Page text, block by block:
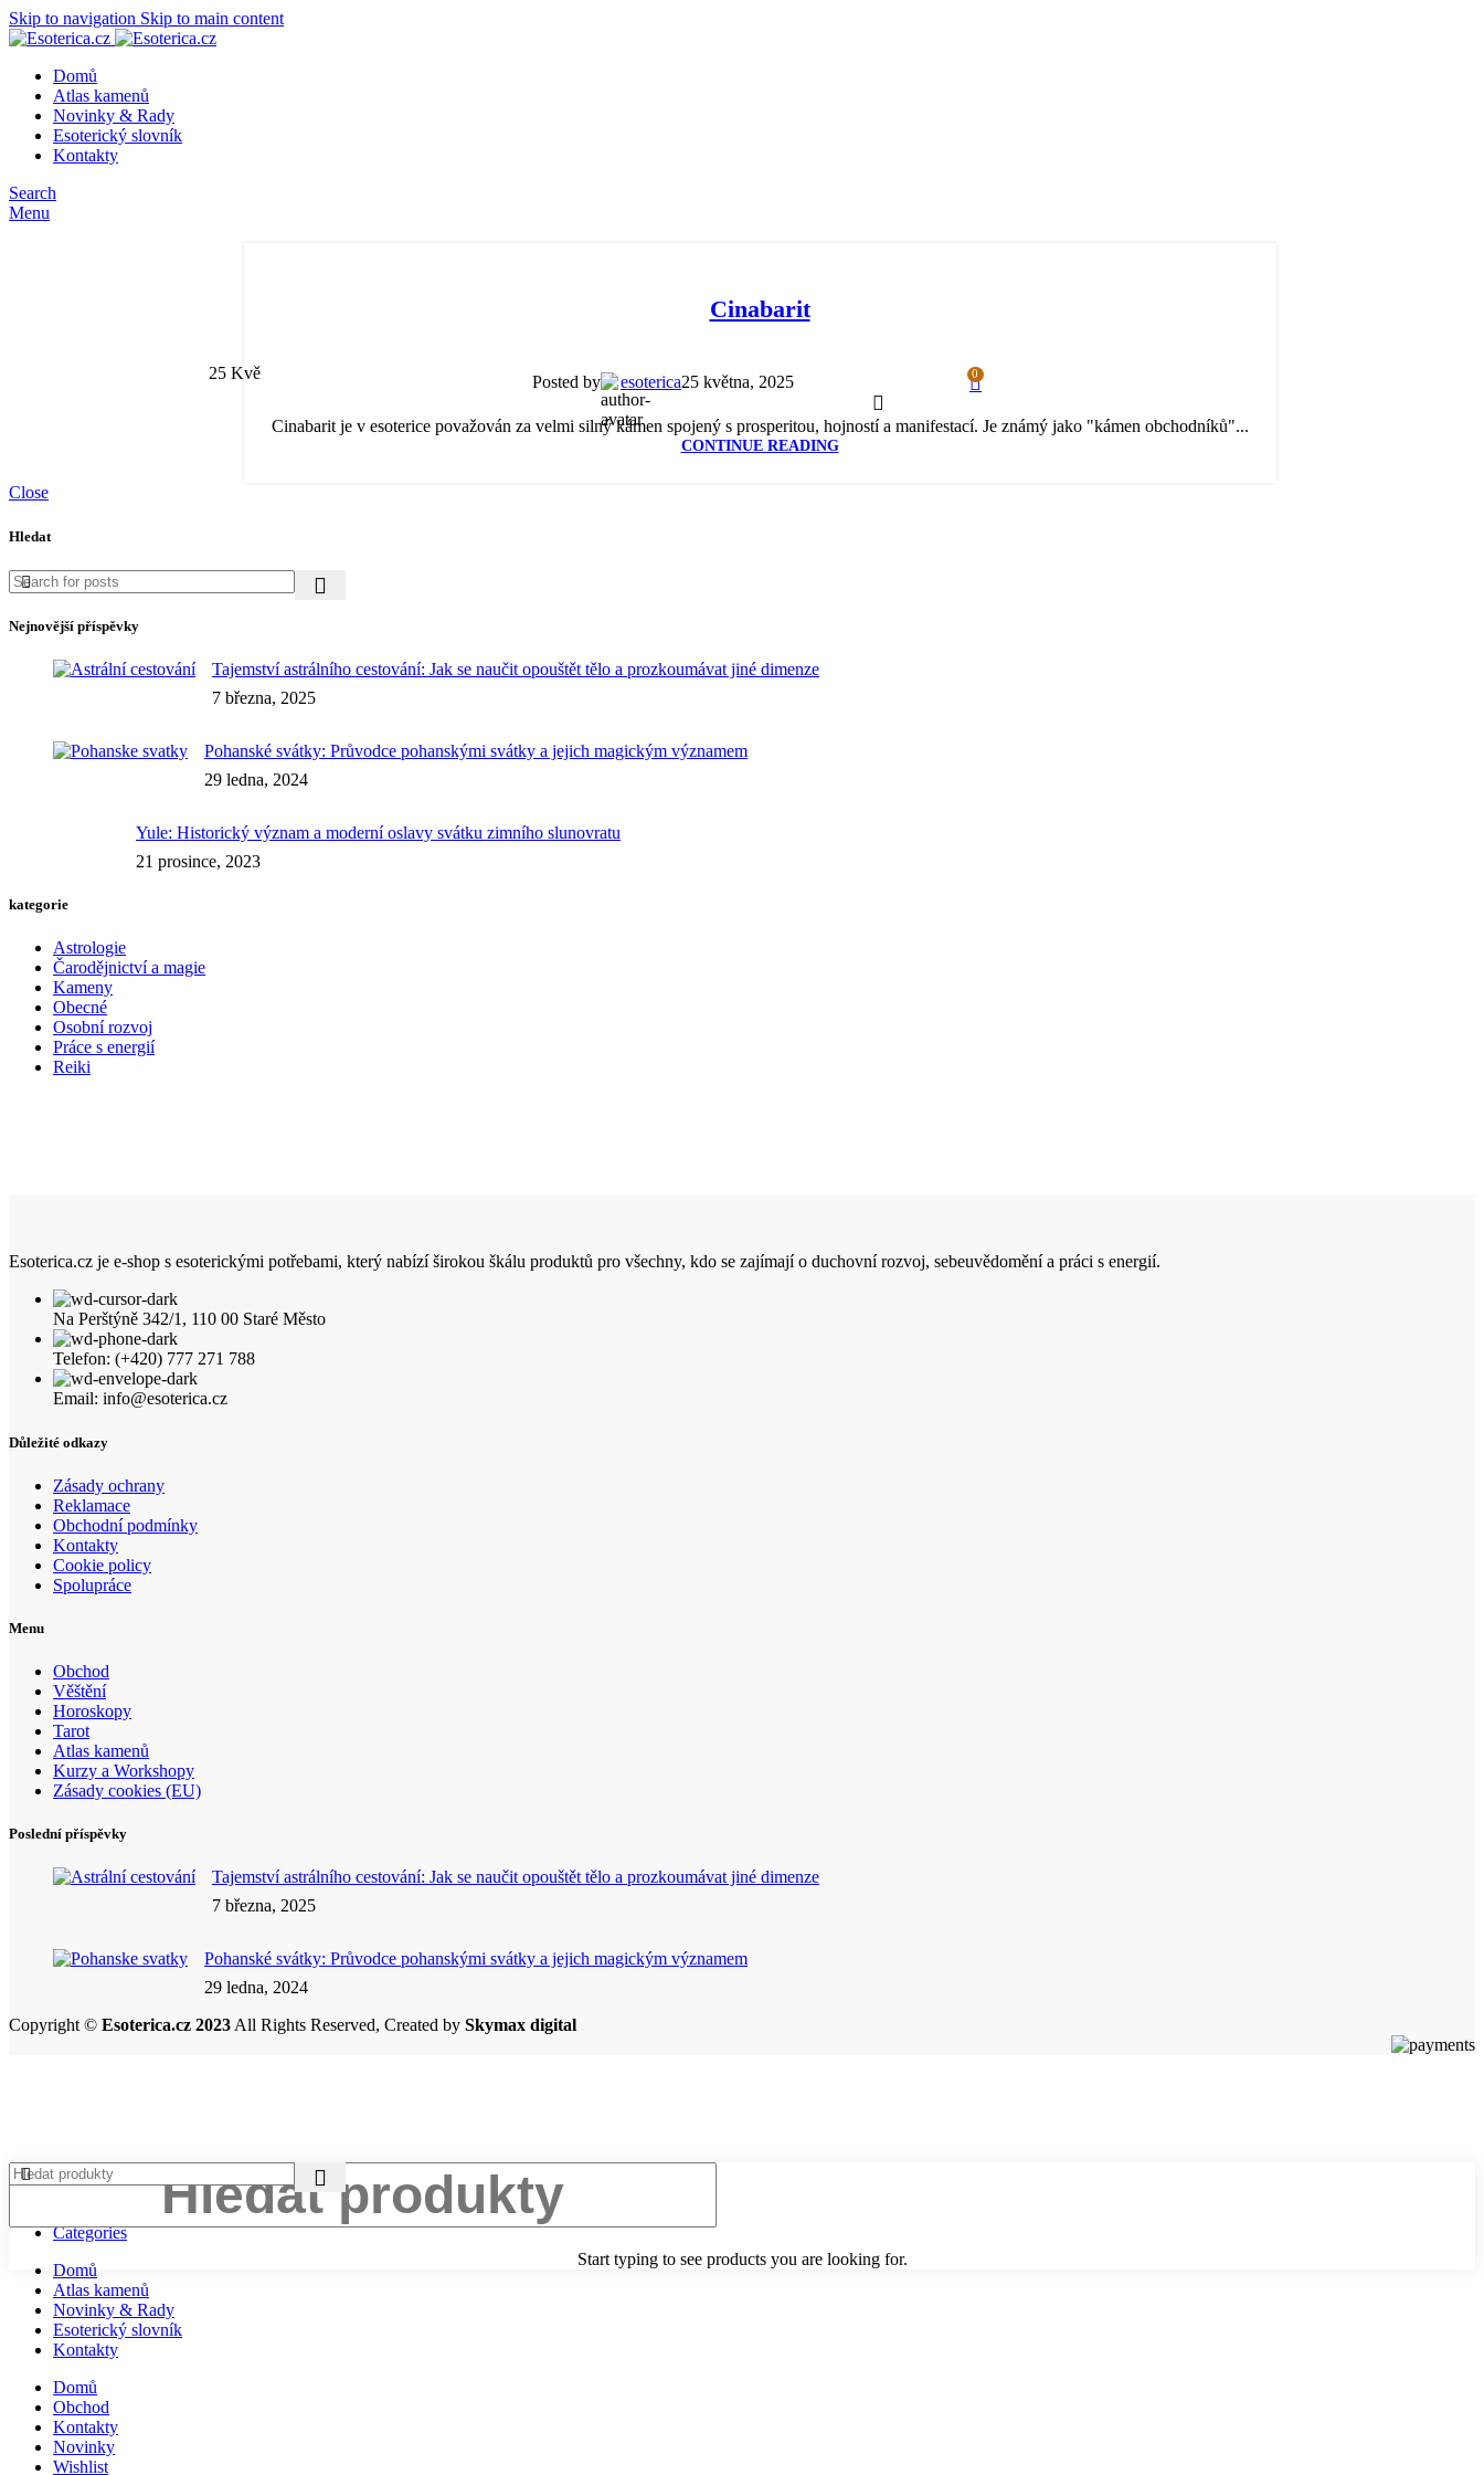
Skip to navigation Skip to main content
Domů
Atlas kamenů
Novinky & Rady
Esoterický slovník
Kontakty
Search
Menu
25 Kvě
Cinabarit
Posted by esoterica25 května, 2025 0
Cinabarit je v esoterice považován za velmi silný kámen spojený s prosperitou, hojností a manifestací. Je známý jako "kámen obchodníků"...
CONTINUE READING
Close
Hledat
Nejnovější příspěvky
Tajemství astrálního cestování: Jak se naučit opouštět tělo a prozkoumávat jiné dimenze
7 března, 2025
Pohanské svátky: Průvodce pohanskými svátky a jejich magickým významem
29 ledna, 2024
Yule: Historický význam a moderní oslavy svátku zimního slunovratu
21 prosince, 2023
kategorie
Astrologie
Čarodějnictví a magie
Kameny
Obecné
Osobní rozvoj
Práce s energií
Reiki
Esoterica.cz je e-shop s esoterickými potřebami, který nabízí širokou škálu produktů pro všechny, kdo se zajímají o duchovní rozvoj, sebeuvědomění a práci s energií.
Na Perštýně 342/1, 110 00 Staré Město
Telefon: (+420) 777 271 788
Email: info@esoterica.cz
Důležité odkazy
Zásady ochrany
Reklamace
Obchodní podmínky
Kontakty
Cookie policy
Spolupráce
Menu
Obchod
Věštění
Horoskopy
Tarot
Atlas kamenů
Kurzy a Workshopy
Zásady cookies (EU)
Poslední příspěvky
Tajemství astrálního cestování: Jak se naučit opouštět tělo a prozkoumávat jiné dimenze
7 března, 2025
Pohanské svátky: Průvodce pohanskými svátky a jejich magickým významem
29 ledna, 2024
Copyright © Esoterica.cz 2023All Rights Reserved, Created by Skymax digital
Start typing to see products you are looking for.
Categories
Domů
Atlas kamenů
Novinky & Rady
Esoterický slovník
Kontakty
Domů
Obchod
Kontakty
Novinky
Wishlist